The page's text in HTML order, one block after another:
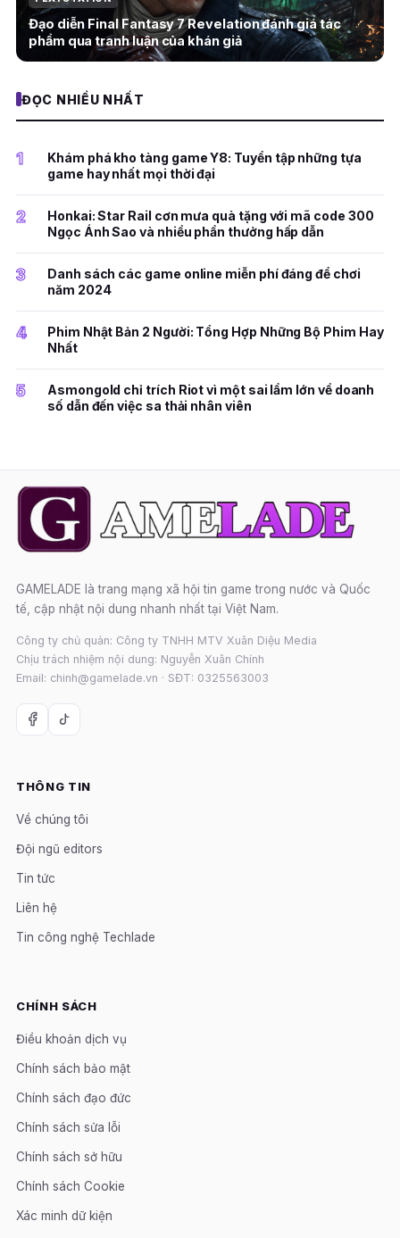
Đạo diễn Final Fantasy 7 Revelation đánh giá tác
phẩm qua tranh luận của khán giả
ĐỌC NHIỀU NHẤT
1
Khám phá kho tàng game Y8: Tuyển tập những tựa
game hay nhất mọi thời đại
2
Honkai: Star Rail cơn mưa quà tặng với mã code 300
Ngọc Ánh Sao và nhiều phần thưởng hấp dẫn
3
Danh sách các game online miễn phí đáng để chơi
năm 2024
4
Phim Nhật Bản 2 Người: Tổng Hợp Những Bộ Phim Hay
Nhất
5
Asmongold chỉ trích Riot vì một sai lầm lớn về doanh
số dẫn đến việc sa thải nhân viên
GAMELADE là trang mạng xã hội tin game trong nước và Quốc
tế, cập nhật nội dung nhanh nhất tại Việt Nam.
Công ty chủ quản: Công ty TNHH MTV Xuân Diệu Media
Chịu trách nhiệm nội dung: Nguyễn Xuân Chính
Email: chinh@gamelade.vn · SĐT: 0325563003
THÔNG TIN
Về chúng tôi
Đội ngũ editors
Tin tức
Liên hệ
Tin công nghệ Techlade
CHÍNH SÁCH
Điều khoản dịch vụ
Chính sách bảo mật
Chính sách đạo đức
Chính sách sửa lỗi
Chính sách sở hữu
Chính sách Cookie
Xác minh dữ kiện